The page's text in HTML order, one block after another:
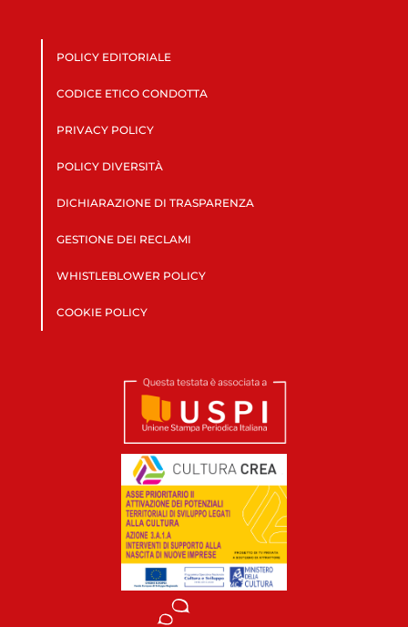
POLICY EDITORIALE
CODICE ETICO CONDOTTA
PRIVACY POLICY
POLICY DIVERSITÀ
DICHIARAZIONE DI TRASPARENZA
GESTIONE DEI RECLAMI
WHISTLEBLOWER POLICY
COOKIE POLICY